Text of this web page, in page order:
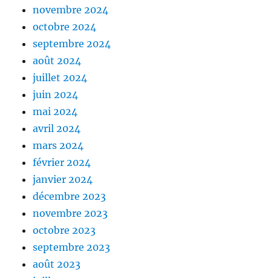
novembre 2024
octobre 2024
septembre 2024
août 2024
juillet 2024
juin 2024
mai 2024
avril 2024
mars 2024
février 2024
janvier 2024
décembre 2023
novembre 2023
octobre 2023
septembre 2023
août 2023